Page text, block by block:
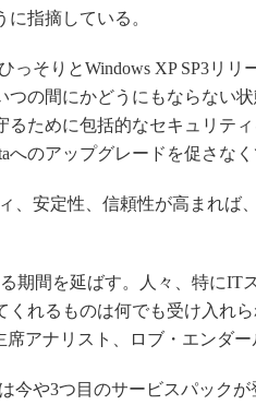
指摘している。
っそりとWindows XP SP3リリ
つの間にかどうにもならない
るために包括的なセキュリテ
へのアップグレードを促さなく
、安定性、信頼性が高まれば
期間を延ばす。人々、特にIT
くれるものは何でも受け入れ
席アナリスト、ロブ・エンダー
今や3つ目のサービスパック